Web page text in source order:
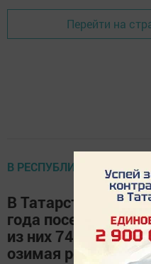
Перейти на
В РЕСПУБЛИКЕ
В Татарстане
года посеяны на
из них 74,5% —
озимая рожь